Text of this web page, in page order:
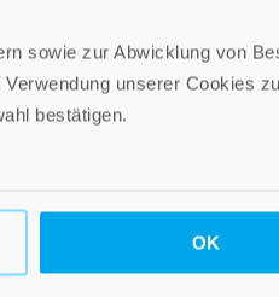
sowie zur Abwicklung von
unserer Cookies
bestätigen.
OK
Andreas R.
SJ
täglich neu zu
mit Leseband
ansehen